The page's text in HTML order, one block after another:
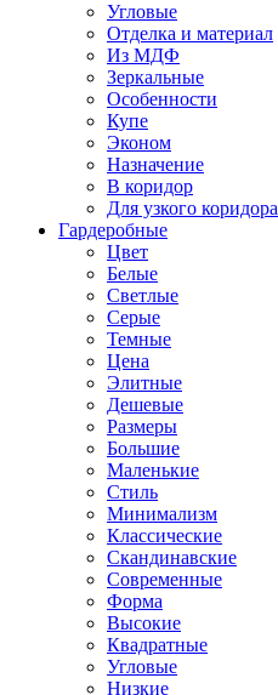
Угловые
Отделка и материал
Из МДФ
Зеркальные
Особенности
Купе
Эконом
Назначение
В коридор
Для узкого коридора
Гардеробные
Цвет
Белые
Светлые
Серые
Темные
Цена
Элитные
Дешевые
Размеры
Большие
Маленькие
Стиль
Минимализм
Классические
Скандинавские
Современные
Форма
Высокие
Квадратные
Угловые
Низкие